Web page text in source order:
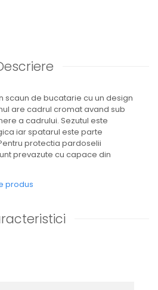
scaun de bucatarie cu un design
are cadrul cromat avand sub
a cadrului. Sezutul este
iar spatarul este parte
protectia pardoselii
prevazute cu capace din
produs